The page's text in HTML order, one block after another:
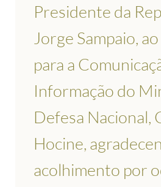
Presidente da
Jorge Sampaio,
para a
Informação do
Defesa Nacional,
Hocine,
acolhimento por